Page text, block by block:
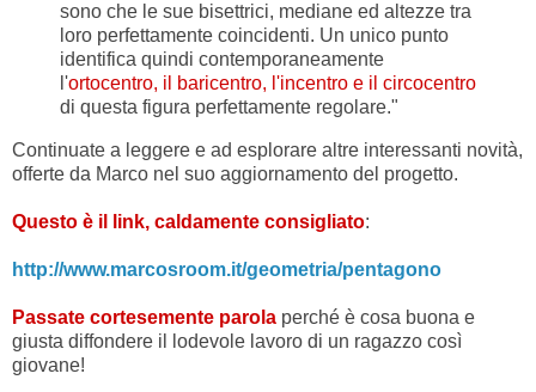
sono che le sue bisettrici, mediane ed altezze tra
loro perfettamente coincidenti. Un unico punto
identifica quindi contemporaneamente
l'ortocentro, il baricentro, l'incentro e il circocentro
di questa figura perfettamente regolare."
Continuate a leggere e ad esplorare altre interessanti novità,
offerte da Marco nel suo aggiornamento del progetto.
Questo è il link, caldamente consigliato:
http://www.marcosroom.it/geometria/pentagono
Passate cortesemente parola perché è cosa buona e
giusta diffondere il lodevole lavoro di un ragazzo così
giovane!